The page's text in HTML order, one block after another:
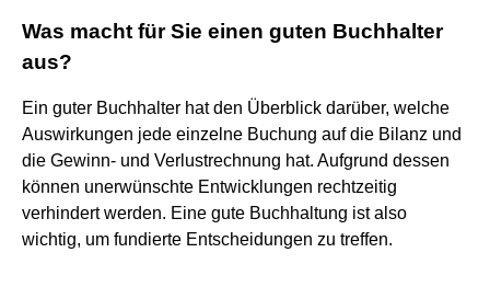
Was macht für Sie einen guten Buchhalter
aus?
Ein guter Buchhalter hat den Überblick darüber, welche
Auswirkungen jede einzelne Buchung auf die Bilanz und
die Gewinn- und Verlustrechnung hat. Aufgrund dessen
können unerwünschte Entwicklungen rechtzeitig
verhindert werden. Eine gute Buchhaltung ist also
wichtig, um fundierte Entscheidungen zu treffen.